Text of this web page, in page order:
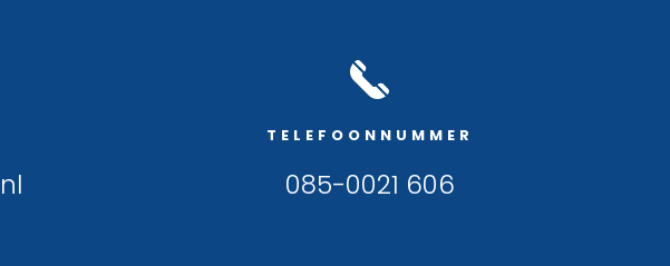
TELEFOONNUMMER
085-0021 606